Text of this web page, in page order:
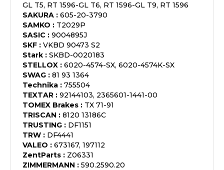
GL T5, RT 1596-GL T6, RT 1596-GL T9, RT 1596
SAKURA : 605-20-3790
SAMKO : T2029P
SASIC : 9004895J
SKF : VKBD 90473 S2
Stark : SKBD-0020183
STELLOX : 6020-4574-SX, 6020-4574K-SX
SWAG : 81 93 1364
Technika : 755504
TEXTAR : 92144103, 2365601-1441-00
TOMEX Brakes : TX 71-91
TRISCAN : 8120 13186C
TRUSTING : DF1151
TRW : DF4441
VALEO : 673167, 197112
ZentParts : Z06331
ZIMMERMANN : 590.2590.20